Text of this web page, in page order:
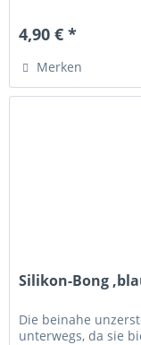
4,90 € *
Merken
Silikon-Bong
Die beinahe
unterwegs, da sie